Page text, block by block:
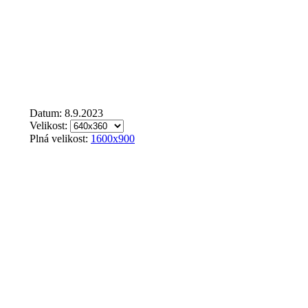
Datum: 8.9.2023
Velikost:
Plná velikost: 1600x900